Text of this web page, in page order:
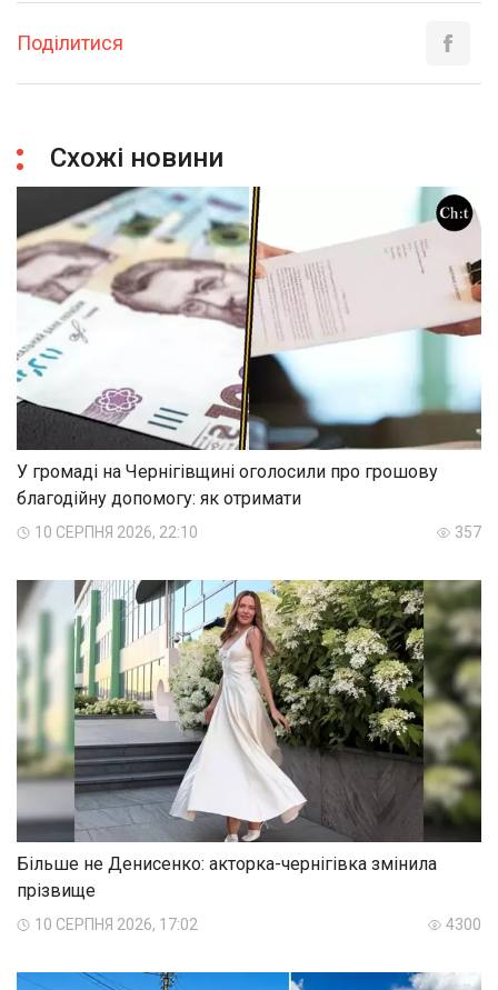
Поділитися
Схожі новини
У громаді на Чернігівщині оголосили про грошову
благодійну допомогу: як отримати
10 СЕРПНЯ 2026, 22:10 357
Більше не Денисенко: акторка-чернігівка змінила
прізвище
10 СЕРПНЯ 2026, 17:02 4300